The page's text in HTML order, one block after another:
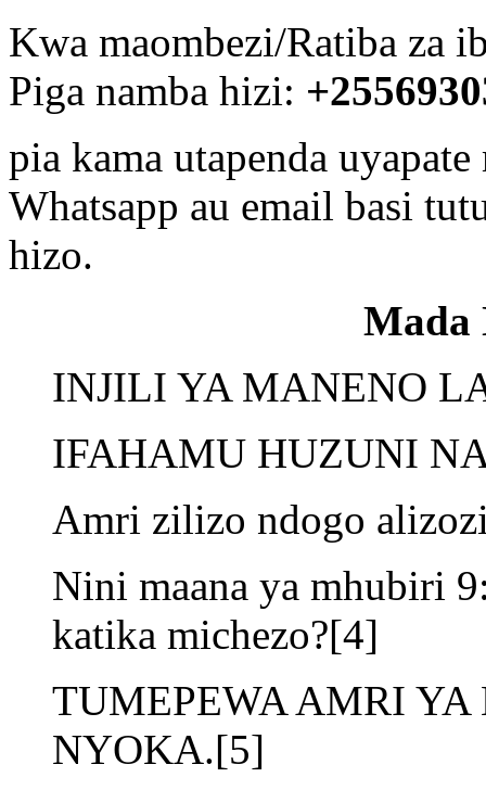
Kwa maombezi/Ratiba za
Piga namba hizi:
pia kama utapenda
Whatsapp au email basi
hizo.
Mada
INJILI YA MANENO
IFAHAMU HUZUNI
Amri zilizo ndogo
Nini maana ya mhubiri
katika michezo?[4]
TUMEPEWA AMRI
NYOKA.[5]